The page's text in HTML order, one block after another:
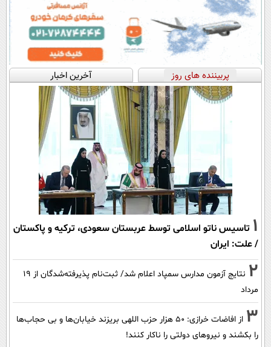
پربیننده های روز آخرین اخبار
1 تاسیس ناتو اسلامی توسط عربستان سعودی، ترکیه و پاکستان
/ علت: ایران
2
نتایج آزمون مدارس سمپاد اعلام شد/ ثبت‌نام پذیرفته‌شدگان از ۱۹
مرداد
3
از افاضات خرازی: ۵۰ هزار حزب اللهی بریزند خیابان‌ها و بی حجاب‌ها
را بکشند و نیرو‌های دولتی را ناکار کنند!